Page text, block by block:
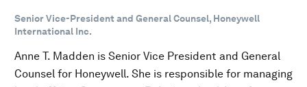
Senior Vice-President and General Counsel, Honeywell
International Inc.
Anne T. Madden is Senior Vice President and General
Counsel for Honeywell. She is responsible for managing